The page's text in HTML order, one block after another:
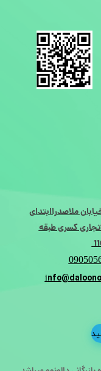
ملاصدراابتدای
کسری طبقه